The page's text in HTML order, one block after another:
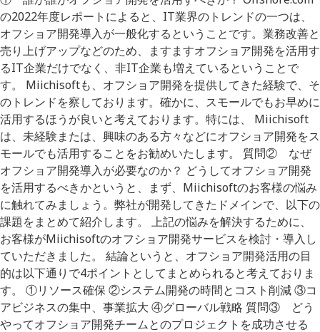
の2022年度レポートによると、IT業界のトレンドの一つは、
オフショア開発導入が一般化するということです。業務改善と
売り上げアップなどのため、ますますオフショア開発を活用す
るIT企業だけでなく、非IT企業も増えているということで
す。 Miichisoftも、オフショア開発を提供してきた経験で、そ
のトレンドを察しております。確かに、スモールでもお早めに
活用するほうが良いと考えております。特には、 Miichisoft
は、未経験または、興味のある方々などにオフショア開発をス
モールでも活用することをお勧めいたします。 質問② なぜ
オフショア開発導入が必要なのか？ どうしてオフショア開発
を活用するべきかというと、まず、Miichisoftのお客様の悩み
に触れてみましょう。弊社が開発してきたドメインで、以下の
課題をまとめて紹介します。 上記の悩みを解決するために、
お客様がMiichisoftのオフショア開発サービスを検討・導入し
ていただきました。 結論というと、オフショア開発活用の目
的は以下通りで4ポイントとしてまとめられると考えておりま
す。 ①リソース確保 ②システム開発の時間とコスト削減 ③コ
アビジネスの集中、事業拡大 ④グローバル戦略 質問③ どう
やってオフショア開発チームとのプロジェクトを成功させる